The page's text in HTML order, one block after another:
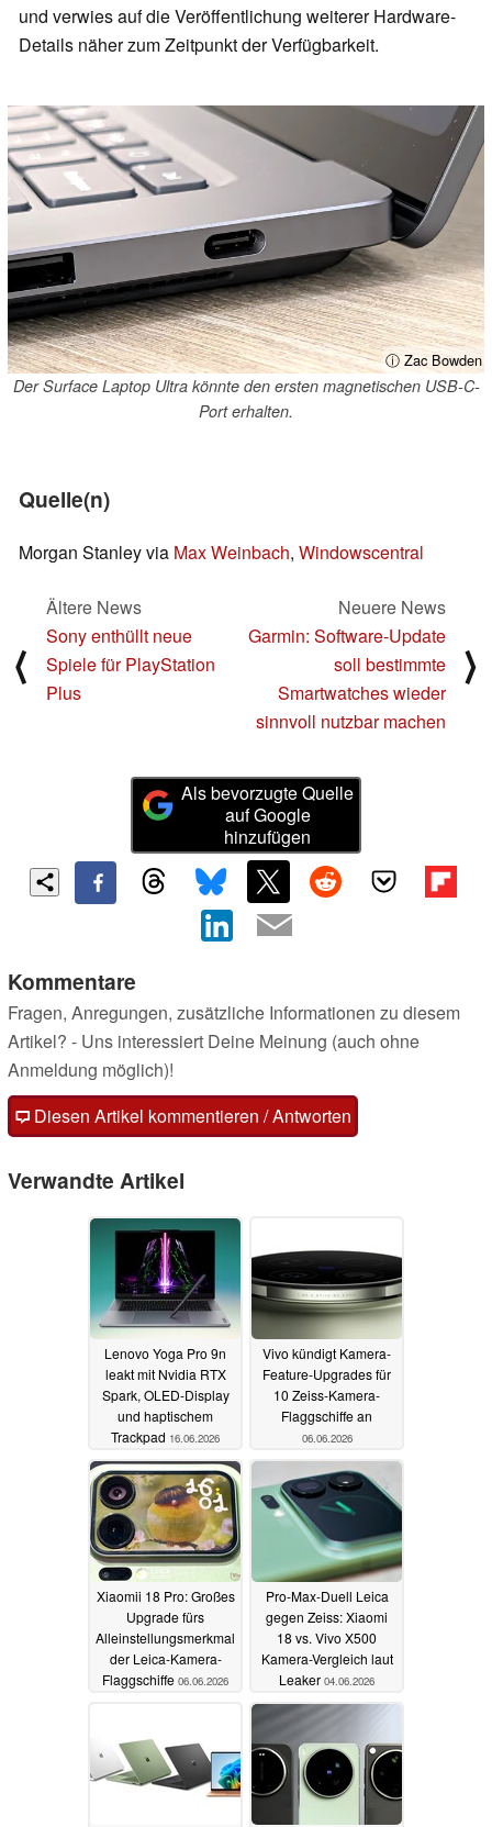
und verwies auf die Veröffentlichung weiterer Hardware-
Details näher zum Zeitpunkt der Verfügbarkeit.
ⓘ Zac Bowden
Der Surface Laptop Ultra könnte den ersten magnetischen USB-C-
Port erhalten.
Quelle(n)
Morgan Stanley via Max Weinbach, Windowscentral
⟨
Ältere News
Sony enthüllt neue
Spiele für PlayStation
Plus
Neuere News
Garmin: Software-Update
soll bestimmte
Smartwatches wieder
sinnvoll nutzbar machen
⟩
Als bevorzugte Quelle
auf Google
hinzufügen
Kommentare
Fragen, Anregungen, zusätzliche Informationen zu diesem
Artikel? - Uns interessiert Deine Meinung (auch ohne
Anmeldung möglich)!
Diesen Artikel kommentieren / Antworten
Verwandte Artikel
Lenovo Yoga Pro 9n
leakt mit Nvidia RTX
Spark, OLED-Display
und haptischem
Trackpad 16.06.2026
Vivo kündigt Kamera-
Feature-Upgrades für
10 Zeiss-Kamera-
Flaggschiffe an
06.06.2026
Xiaomii 18 Pro: Großes
Upgrade fürs
Alleinstellungsmerkmal
der Leica-Kamera-
Flaggschiffe 06.06.2026
Pro-Max-Duell Leica
gegen Zeiss: Xiaomi
18 vs. Vivo X500
Kamera-Vergleich laut
Leaker 04.06.2026